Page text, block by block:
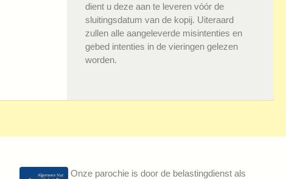
dient u deze aan te leveren vóór de
sluitingsdatum van de kopij. Uiteraard
zullen alle aangeleverde misintenties en
gebed intenties in de vieringen gelezen
worden.
Onze parochie is door de belastingdienst als